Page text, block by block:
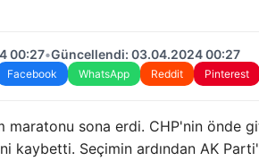
00:27•Güncellendi: 03.04.2024 00:27
Facebook WhatsApp Reddit Pinterest
maratonu sona erdi. CHP'nin önde
kaybetti. Seçimin ardından AK